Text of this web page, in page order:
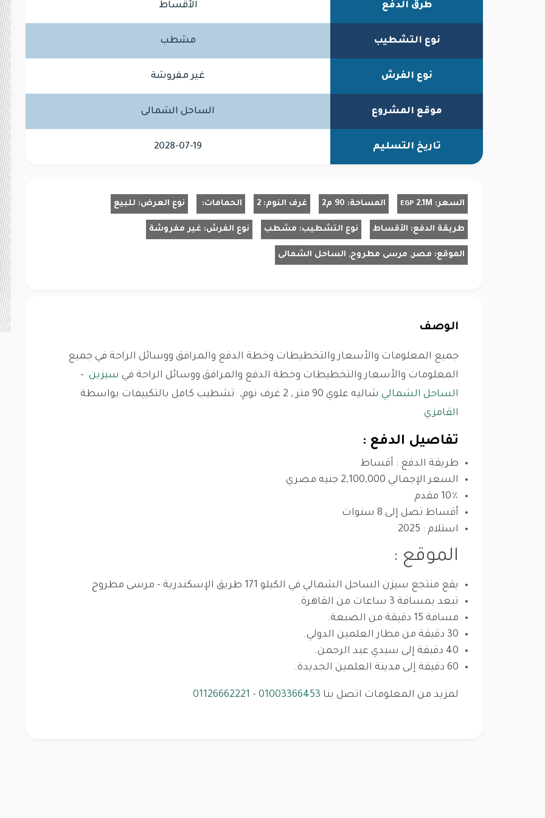
طرق الدفع الأقساط
نوع التشطيب مشطب
نوع الفرش غير مفروشة
موقع المشروع الساحل الشمالى
تاريخ التسليم 2028-07-19
السعر: 2.1M
EGP المساحة: 90 م2 غرف النوم: 2 الحمامات: نوع العرض: للبيع
طريقة الدفع: الأقساط نوع التشطيب: مشطب نوع الفرش: غير مفروشة
الموقع: مصر, مرسى مطروح, الساحل الشمالى
الوصف
جميع المعلومات والأسعار والتخطيطات وخطة الدفع والمرافق ووسائل الراحة في جميع
المعلومات والأسعار والتخطيطات وخطة الدفع والمرافق ووسائل الراحة في سيزين -
الساحل الشمالي شاليه علوي 90 متر , 2 غرف نوم, تشطيب كامل بالتكييفات بواسطة
القامزي
تفاصيل الدفع :
طريقة الدفع : أقساط
السعر الإجمالي 2,100,000 جنيه مصري
10٪ مقدم
أقساط تصل إلى 8 سنوات
استلام : 2025
الموقع :
يقع منتجع سيزن الساحل الشمالي في الكيلو 171 طريق الإسكندرية - مرسى مطروح
تبعد بمسافة 3 ساعات من القاهرة.
مسافة 15 دقيقة من الضبعة.
30 دقيقة من مطار العلمين الدولي.
40 دقيقة إلى سيدي عبد الرحمن.
60 دقيقة إلى مدينة العلمين الجديدة.
لمزيد من المعلومات اتصل بنا 01003366453
-
01126662221